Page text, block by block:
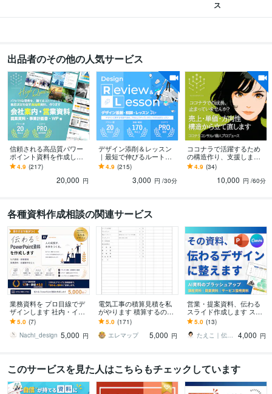
キーノート
keynote canva
オンラインレッスン・習い事
相談（経営者、起業家向け）
デザイン相談 デザインコンサルティ 起業相談
学歴
桜美林大学 1990年3月 ~ 1993年2月
語学力
英語 日常会話レベル
ス
出品者のその他の人気サービス
信頼される高品質パワー
ポイント資料を作成しま
す 企画・ライティング・
デザインまで。営業に強
い資料を作ります。
4.9 (217)
20,000 円
デザイン添削＆レッスン
｜最短で伸びるルート作
ります デザイン全般の相
談◎。転職相談、ポート
フォリオ作成支援も
4.9 (215)
3,000 円 /30分
ココナラで活躍するため
の構造作り、支援します
ゴールド以上・PRO・コ
コナラ外での実績や資格
をお持ちの方に
4.9 (34)
10,000 円 /60分
各種資料作成相談の関連サービス
業務資料を プロ目線でデ
ザインします 社内・イベ
ント・説明会向けPowerP
oint資料作成します
5.0 (7)
Nachi_design 5,000 円
電気工事の積算見積を私
がやります 積算するのが
苦手､毎日の仕事終われて
る人は必見
5.0 (171)
エレマップ
5,000 円
営業・提案資料、伝わる
スライド作成します スラ
イドを話しやすく・伝わ
るデザインへ
5.0 (13)
たえこ｜伝えるデザイン
4,000 円
このサービスを見た人はこちらもチェックしています